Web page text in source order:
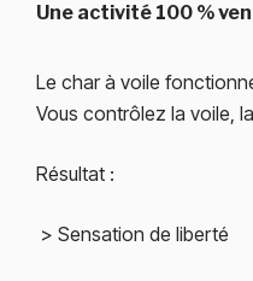
Une activité 100 %
Le char à voile
Vous contrôlez la voile,
Résultat :
> Sensation de liberté